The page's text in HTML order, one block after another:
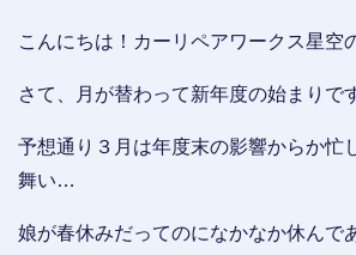
こんにちは！カーリペアワークス星空
さて、月が替わって新年度の始まりで
予想通り３月は年度末の影響からか忙
舞い…
娘が春休みだってのになかなか休んで